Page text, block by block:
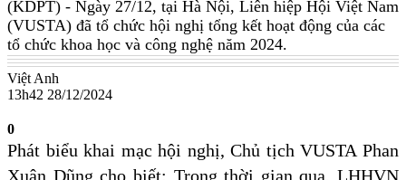
(KDPT) - Ngày 27/12, tại Hà Nội, Liên hiệp Hội Việt Nam
(VUSTA) đã tổ chức hội nghị tổng kết hoạt động của các
tổ chức khoa học và công nghệ năm 2024.
Việt Anh
13h42 28/12/2024
0
Phát biểu khai mạc hội nghị, Chủ tịch VUSTA Phan
Xuân Dũng cho biết: Trong thời gian qua, LHHVN